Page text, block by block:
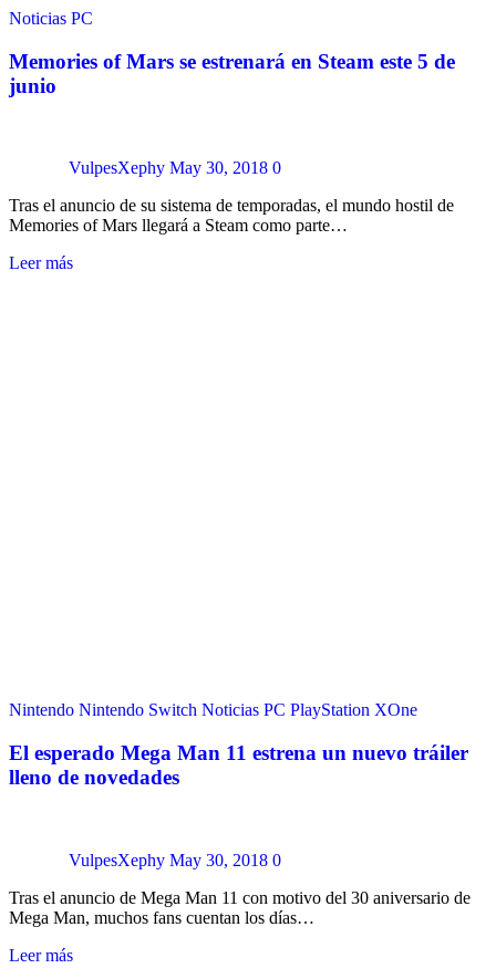
Noticias PC
Memories of Mars se estrenará en Steam este 5 de
junio
VulpesXephy May 30, 2018 0
Tras el anuncio de su sistema de temporadas, el mundo hostil de
Memories of Mars llegará a Steam como parte…
Leer más
Nintendo Nintendo Switch Noticias PC PlayStation XOne
El esperado Mega Man 11 estrena un nuevo tráiler
lleno de novedades
VulpesXephy May 30, 2018 0
Tras el anuncio de Mega Man 11 con motivo del 30 aniversario de
Mega Man, muchos fans cuentan los días…
Leer más